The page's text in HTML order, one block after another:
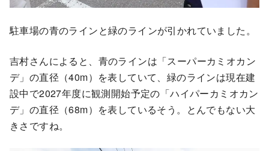
駐車場の青のラインと緑のラインが引かれていました。
吉村さんによると、青のラインは「スーパーカミオカン
デ」の直径（40m）を表していて、緑のラインは現在建
設中で2027年度に観測開始予定の「ハイパーカミオカン
デ」の直径（68m）を表しているそう。とんでもない大
きさですね。